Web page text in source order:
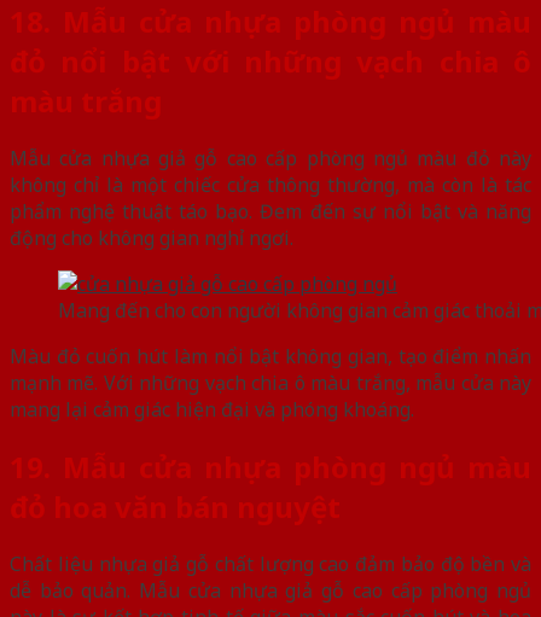
18. Mẫu cửa nhựa phòng ngủ màu
đỏ nổi bật với những vạch chia ô
màu trắng
Mẫu cửa nhựa giả gỗ cao cấp phòng ngủ màu đỏ này
không chỉ là một chiếc cửa thông thường, mà còn là tác
phẩm nghệ thuật táo bạo. Đem đến sự nổi bật và năng
động cho không gian nghỉ ngơi.
Mang đến cho con người không gian cảm giác thoải
Màu đỏ cuốn hút làm nổi bật không gian, tạo điểm nhấn
mạnh mẽ. Với những vạch chia ô màu trắng, mẫu cửa này
mang lại cảm giác hiện đại và phóng khoáng.
19. Mẫu cửa nhựa phòng ngủ màu
đỏ hoa văn bán nguyệt
Chất liệu nhựa giả gỗ chất lượng cao đảm bảo độ bền và
dễ bảo quản. Mẫu cửa nhựa giả gỗ cao cấp phòng ngủ